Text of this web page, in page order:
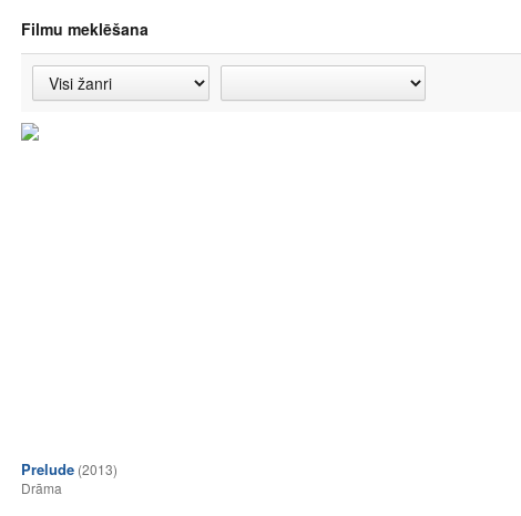
Filmu meklēšana
Prelude (2013)
Drāma